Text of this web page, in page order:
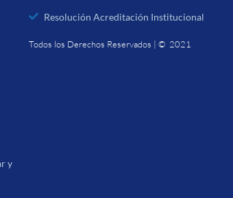
y
Resolución Acreditación Institucional
Todos los Derechos Reservados | © 2021